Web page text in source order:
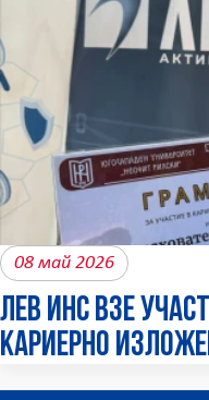
08 май 2026
ЛЕВ ИНС взе
кариерно
Рилски“